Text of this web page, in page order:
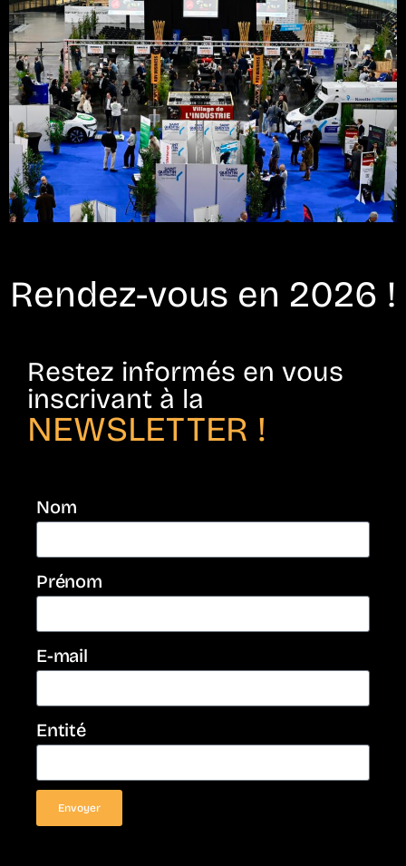
Rendez-vous en 2026 !
Restez informés en vous
inscrivant à la
NEWSLETTER !
Nom
Prénom
E-mail
Entité
Envoyer